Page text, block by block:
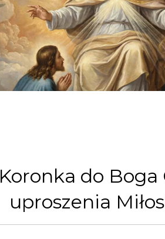
Koronka do Boga
uproszenia